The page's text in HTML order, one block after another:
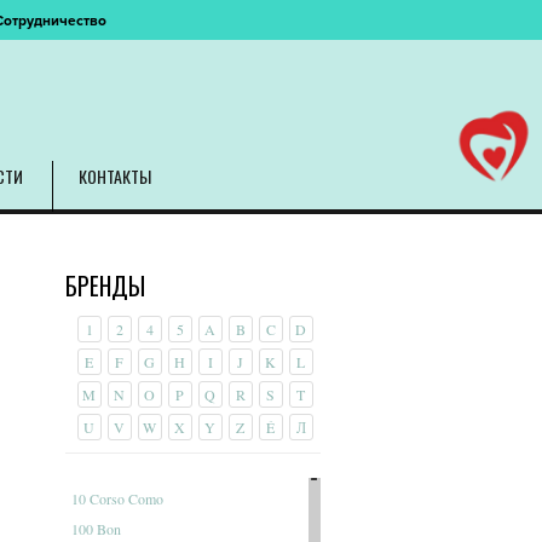
КОНТАКТЫ
БРЕНДЫ
1 2 4 5 A B C
D
E
F G H I J K
L
M
N O P Q R S
T
U
V W X Y Z É Л
10 Corso Como
100 Bon